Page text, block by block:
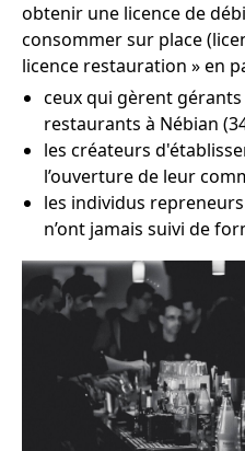
obtenir une licence de
consommer sur place
licence restauration » en
ceux qui gèrent
restaurants à Nébian
les créateurs
l’ouverture de leur
les individus
n’ont jamais suivi de